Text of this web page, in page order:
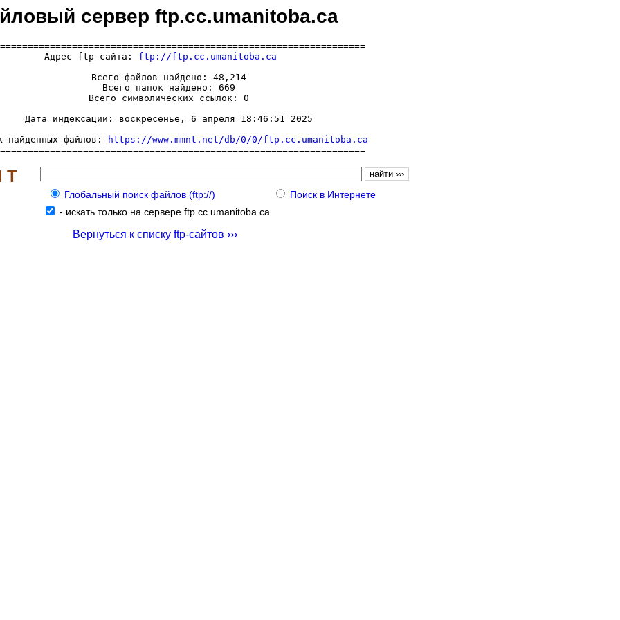
сервер ftp.cc.umanitoba.ca
  Адрес ftp-сайта:
ftp://ftp.cc.umanitoba.ca
     Всего файлов найдено: 48,214
     Всего папок найдено: 669
     Всего символических ссылок: 0
Дата индексации: воскресенье, 6 апреля 18:46:51 2025
найденных файлов:
https://www.mmnt.net/db/0/0/ftp.cc.umanitoba.ca
Т
Глобальный поиск файлов (ftp://)
Поиск в Интернете
- искать только на сервере ftp.cc.umanitoba.ca
Вернуться к списку ftp-сайтов ›››